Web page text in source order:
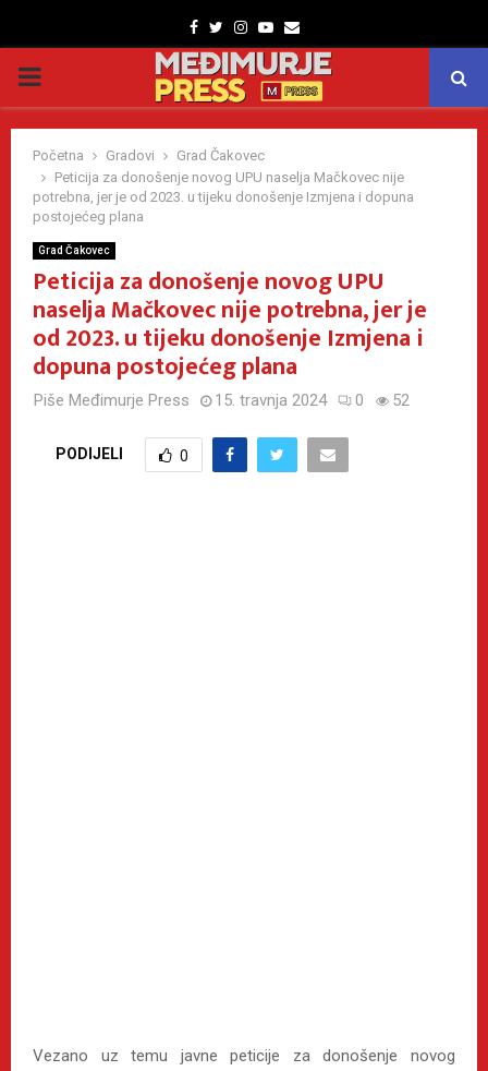
Facebook
TwitterInstagram
Youtube
Email
PRIMARY
MENU
Početna Gradovi
Grad Čakovec
Peticija za donošenje novog UPU naselja Mačkovec nije
potrebna, jer je od 2023. u tijeku donošenje Izmjena i dopuna
postojećeg plana
Grad Čakovec
Peticija za donošenje novog UPU
naselja Mačkovec nije potrebna, jer je
od 2023. u tijeku donošenje Izmjena i
dopuna postojećeg plana
Piše Međimurje Press 15. travnja 2024 0 52
PODIJELI 0
Vezano uz temu javne peticije za donošenje novog